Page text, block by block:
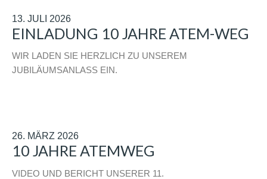
13. JULI 2026
EINLADUNG 10 JAHRE ATEM-WEG
WIR LADEN SIE HERZLICH ZU UNSEREM
JUBILÄUMSANLASS EIN.
26. MÄRZ 2026
10 JAHRE ATEMWEG
VIDEO UND BERICHT UNSERER 11.